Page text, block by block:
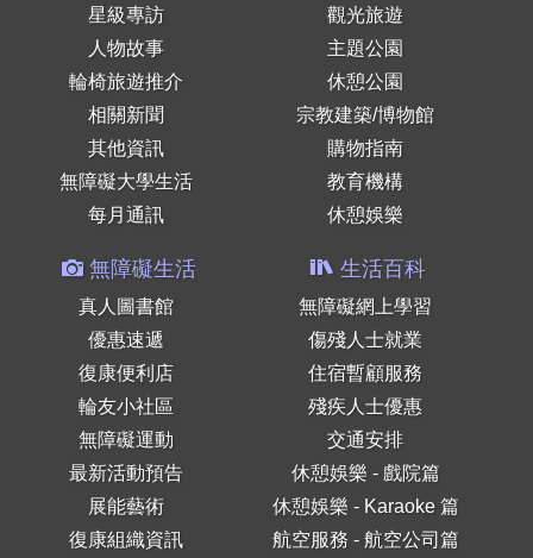
星級專訪
人物故事
輪椅旅遊推介
相關新聞
其他資訊
無障礙大學生活
每月通訊
觀光旅遊
主題公園
休憩公園
宗教建築/博物館
購物指南
教育機構
休憩娛樂
無障礙生活
真人圖書館
優惠速遞
復康便利店
輪友小社區
無障礙運動
最新活動預告
展能藝術
復康組織資訊
生活百科
無障礙網上學習
傷殘人士就業
住宿暫顧服務
殘疾人士優惠
交通安排
休憩娛樂 - 戲院篇
休憩娛樂 - Karaoke 篇
航空服務 - 航空公司篇